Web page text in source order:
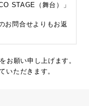
STAGE（舞台）」
お問合せよりもお返
お願い申し上げます。
いただきます。